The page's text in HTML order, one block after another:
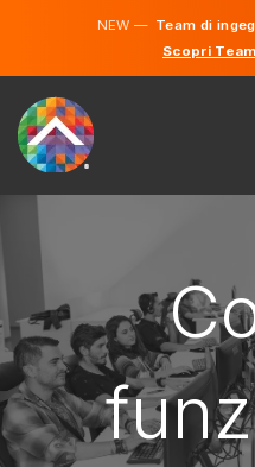
NEW —Team di
Scopri
OPPORTUNITÀ DI LAVORO
ASSUMERE
SVIZZERA
IT